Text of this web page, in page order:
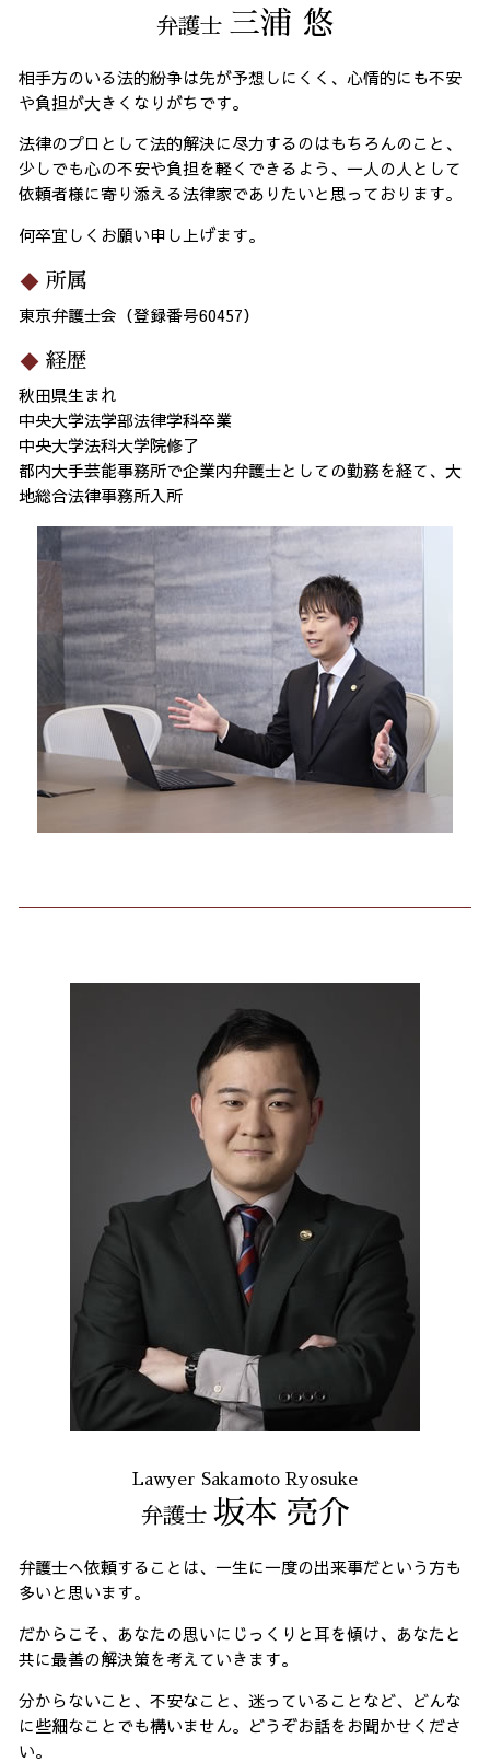
弁護士 三浦 悠
相手方のいる法的紛争は先が予想しにくく、心情的にも不安
や負担が大きくなりがちです。
法律のプロとして法的解決に尽力するのはもちろんのこと、
少しでも心の不安や負担を軽くできるよう、一人の人として
依頼者様に寄り添える法律家でありたいと思っております。
何卒宜しくお願い申し上げます。
所属
東京弁護士会（登録番号60457）
経歴
秋田県生まれ
中央大学法学部法律学科卒業
中央大学法科大学院修了
都内大手芸能事務所で企業内弁護士としての勤務を経て、大
地総合法律事務所入所
Lawyer Sakamoto Ryosuke
弁護士 坂本 亮介
弁護士へ依頼することは、一生に一度の出来事だという方も
多いと思います。
だからこそ、あなたの思いにじっくりと耳を傾け、あなたと
共に最善の解決策を考えていきます。
分からないこと、不安なこと、迷っていることなど、どんな
に些細なことでも構いません。どうぞお話をお聞かせくださ
い。